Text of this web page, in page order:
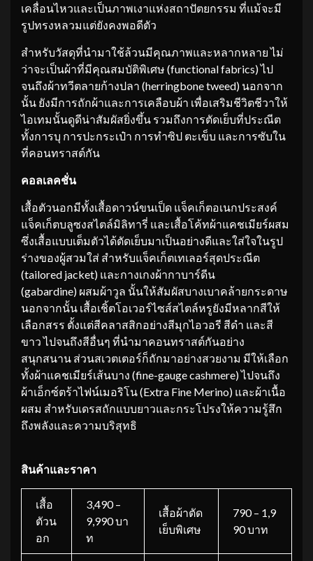
เคลื่อนไหวและเป็นภาพเงาแห่งสถาปัตยกรรม ที่แม้จะมี
รูปทรงหลวมแต่ยังคงพอดีตัว
สำหรับวัสดุที่นำมาใช้ล้วนมีคุณภาพและหลากหลาย ไม่
ว่าจะเป็นผ้าที่มีคุณสมบัติพิเศษ (functional fabrics) ไป
จนถึงผ้าทวีตลายก้างปลา (herringbone tweed) นอกจาก
นั้น ยังมีการถักผ้าและการเคลือบผ้า เพื่อเสริมชีวิตชีวาให้
ไอเทมนั้นดูดีน่าสัมผัสยิ่งขึ้น รวมถึงการตัดเย็บที่ประณีต
ทั้งการบุ การปะกระเป๋า การทำซิป ตะเข็บ และการซับใน
ที่คอนทราสต์กัน
คอลเลคชั่น
เสื้อตัวนอกมีทั้งเสื้อดาวน์ขนเป็ด แจ็คเก็ตอเนกประสงค์
แจ็คเก็ตบลูซงสไตล์มิลิทารี่ และเสื้อโค้ทผ้าแคชเมียร์ผสม
ซึ่งเสื้อแบบเต็มตัวได้ตัดเย็บมาเป็นอย่างดีและใส่ใจในรูป
ร่างของผู้สวมใส่ สำหรับแจ็คเก็ตเทเลอร์สุดประณีต
(tailored jacket) และกางเกงผ้ากาบาร์ดีน
(gabardine) ผสมผ้าวูล นั้นให้สัมผัสบางเบาคล้ายกระดาษ
นอกจากนั้น เสื้อเชิ้ตโอเวอร์ไซส์สไตล์หรูยังมีหลากสีให้
เลือกสรร ตั้งแต่สีคลาสสิกอย่างสีมุกไอวอรี สีดำ และสี
ขาว ไปจนถึงสีอื่นๆ ที่นำมาคอนทราสต์กันอย่าง
สนุกสนาน ส่วนสเวตเตอร์ก็ถักมาอย่างสวยงาม มีให้เลือก
ทั้งผ้าแคชเมียร์เส้นบาง (fine-gauge cashmere) ไปจนถึง
ผ้าเอ็กซ์ตร้าไฟน์เมอริโน (Extra Fine Merino) และผ้าเนื้อ
ผสม สำหรับเดรสถักแบบยาวและกระโปรงให้ความรู้สึก
ถึงพลังและความบริสุทธิ
สินค้าและราคา
เสื้อ
ตัวน
อก
3,490 –
9,990 บา
ท
เสื้อผ้าตัด
เย็บพิเศษ
790 – 1,9
90 บาท